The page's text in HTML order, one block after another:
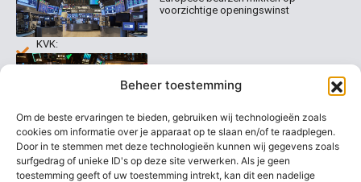
Beheer toestemming
Om de beste ervaringen te bieden, gebruiken wij technologieën zoals
cookies om informatie over je apparaat op te slaan en/of te raadplegen.
Door in te stemmen met deze technologieën kunnen wij gegevens zoals
surfgedrag of unieke ID's op deze site verwerken. Als je geen
toestemming geeft of uw toestemming intrekt, kan dit een nadelige
abonnement
kiezen
info@beurstrader.nl
KVK:
99197022
voorzichtige openingswinst
Europese beurzen blijven dicht bij
recordstanden
AEX nadert opnieuw zijn hoogste
niveau ooit